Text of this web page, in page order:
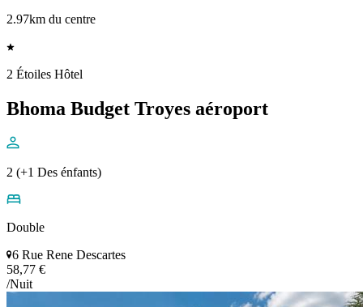
2.97km du centre
2 Étoiles Hôtel
Bhoma Budget Troyes aéroport
2 (+1 Des énfants)
Double
6 Rue Rene Descartes
58,77 €
/Nuit